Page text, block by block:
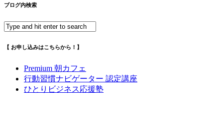
カ
ブ
ブログ内検索
【 お申し込みはこちらから！】
Premium 朝カフェ
行動習慣ナビゲーター 認定講座
ひとりビジネス応援塾